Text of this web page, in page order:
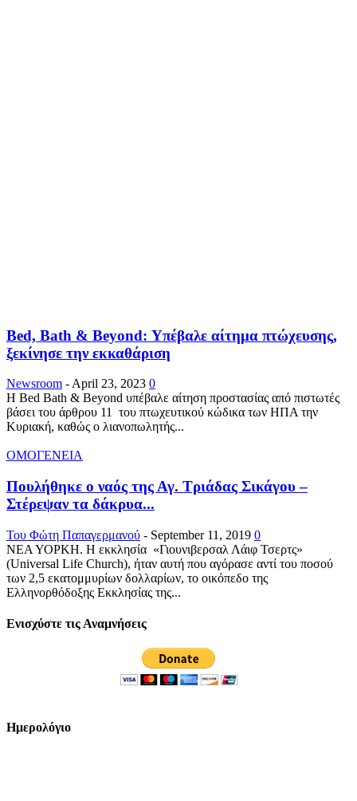
Bed, Bath & Beyond: Υπέβαλε αίτημα πτώχευσης,
ξεκίνησε την εκκαθάριση
Newsroom - April 23, 2023 0
Η Bed Bath & Beyond υπέβαλε αίτηση προστασίας από πιστωτές
βάσει του άρθρου 11 του πτωχευτικού κώδικα των ΗΠΑ την
Κυριακή, καθώς ο λιανοπωλητής...
ΟΜΟΓΕΝΕΙΑ
Πουλήθηκε ο ναός της Αγ. Τριάδας Σικάγου –
Στέρεψαν τα δάκρυα...
Του Φώτη Παπαγερμανού - September 11, 2019 0
ΝΕΑ ΥΟΡΚΗ. Η εκκλησία «Γιουνιβερσαλ Λάιφ Τσερτς»
(Universal Life Church), ήταν αυτή που αγόρασε αντί του ποσού
των 2,5 εκατομμυρίων δολλαρίων, το οικόπεδο της
Ελληνορθόδοξης Εκκλησίας της...
Ενισχύστε τις Αναμνήσεις
Ημερολόγιο